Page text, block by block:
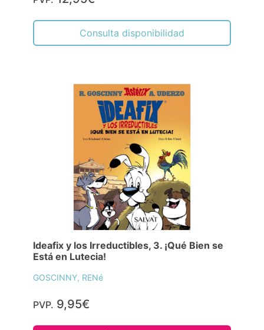
Consulta disponibilidad
Ideafix y los Irreductibles, 3. ¡Qué Bien se
Está en Lutecia!
GOSCINNY, RENé
PVP. 9,95€